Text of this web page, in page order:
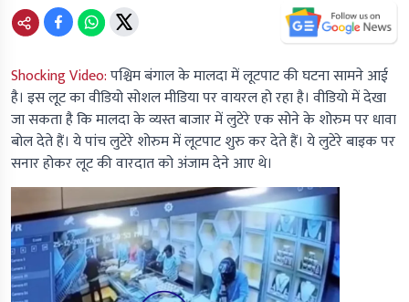
Shocking Video:पश्चिम बंगाल के मालदा में लूटपाट की घटना सामने आई
है। इस लूट का वीडियो सोशल मीडिया पर वायरल हो रहा है। वीडियो में देखा
जा सकता है कि मालदा के व्यस्त बाजार में लुटेरे एक सोने के शोरुम पर धावा
बोल देते हैं। ये पांच लुटेरे शोरुम में लूटपाट शुरु कर देते हैं। ये लुटेरे बाइक पर
सनार होकर लूट की वारदात को अंजाम देने आए थे।